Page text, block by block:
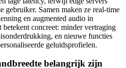
gebruiker. Samen maken ze real-time
en augmented audio in
concreet: minder vertraging
en nieuwe functies
geluidsprofielen.
belangrijk zijn